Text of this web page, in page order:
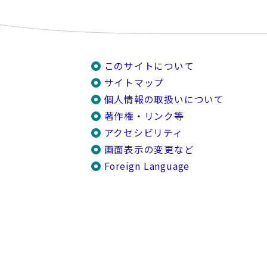
このサイトについて
サイトマップ
個人情報の取扱いについて
著作権・リンク等
アクセシビリティ
画面表示の変更など
Foreign Language